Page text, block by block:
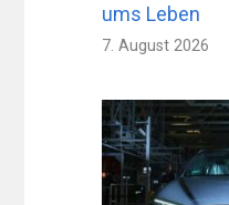
ums Leben
7. August 2026